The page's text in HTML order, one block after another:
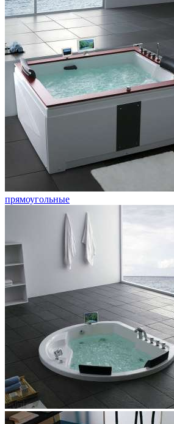
прямоугольные